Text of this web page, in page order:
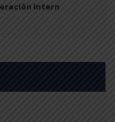
intern